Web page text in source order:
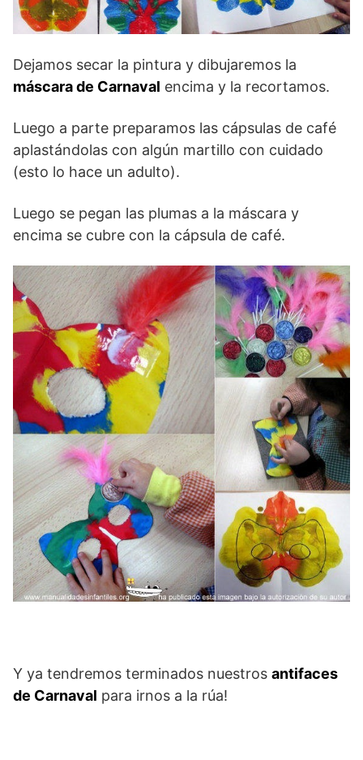
Dejamos secar la pintura y dibujaremos la
máscara de Carnaval encima y la recortamos.
Luego a parte preparamos las cápsulas de café
aplastándolas con algún martillo con cuidado
(esto lo hace un adulto).
Luego se pegan las plumas a la máscara y
encima se cubre con la cápsula de café.
Y ya tendremos terminados nuestros antifaces
de Carnaval para irnos a la rúa!